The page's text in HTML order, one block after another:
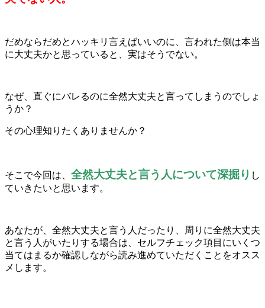
だめならだめとハッキリ言えばいいのに、言われた側は本当
に大丈夫かと思っていると、実はそうでない。
なぜ、直ぐにバレるのに全然大丈夫と言ってしまうのでしょ
うか？
その心理知りたくありませんか？
そこで今回は、 全然大丈夫と言う人について深掘り し
ていきたいと思います。
あなたが、全然大丈夫と言う人だったり、周りに全然大丈夫
と言う人がいたりする場合は、セルフチェック項目にいくつ
当てはまるか確認しながら読み進めていただくことをオスス
メします。